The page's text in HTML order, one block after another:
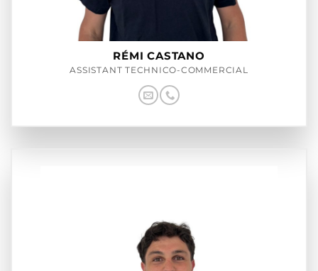
RÉMI CASTANO
ASSISTANT TECHNICO-COMMERCIAL